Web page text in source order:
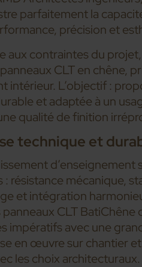
parfaitement la
précision et
aux contraintes du
CLT en chêne,
intérieur. L’objectif :
et adaptée à un
qualité de finition
technique et
d’enseignement
résistance mécanique,
et intégration
panneaux CLT
impératifs avec une
en œuvre sur chantier
les choix architecturaux.